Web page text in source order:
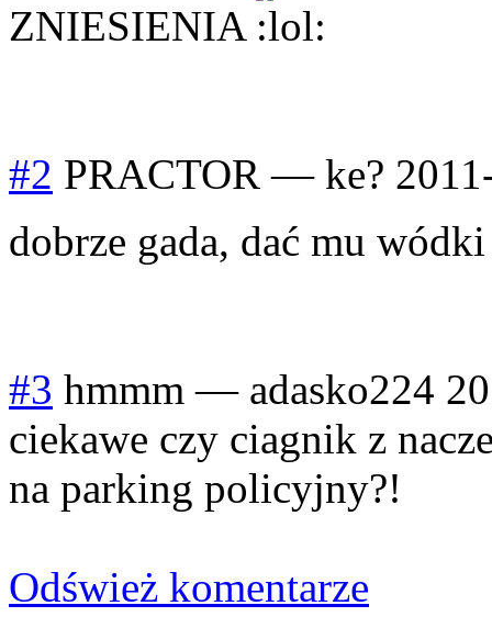
ZNIESIENIA
#2 PRACTOR — ke?
dobrze gada, dać mu
#3 hmmm — adasko224
ciekawe czy ciagnik z
na parking policyjny?!
Odśwież komentarze